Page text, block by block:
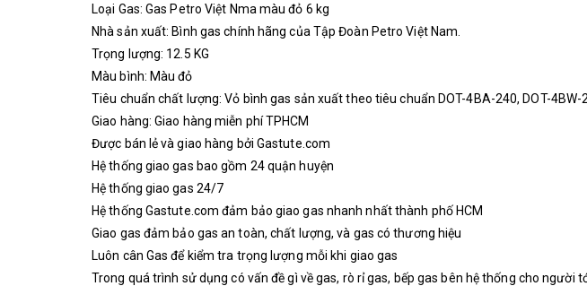
Loại Gas: Gas Petro Việt Nma màu đỏ 6 kg
Nhà sản xuất: Bình gas chính hãng của Tập Đoàn Petro Việt Nam.
Trọng lượng: 12.5 KG
Màu bình: Màu đỏ
Tiêu chuẩn chất lượng: Vỏ bình gas sản xuất theo tiêu chuẩn DOT-4BA-240, DOT-
Giao hàng: Giao hàng miễn phí TPHCM
Được bán lẻ và giao hàng bởi Gastute.com
Hệ thống giao gas bao gồm 24 quận huyện
Hệ thống giao gas 24/7
​Hệ thống Gastute.com đảm bảo giao gas nhanh nhất thành phố HCM
Giao gas đảm bảo gas an toàn, chất lượng, và gas có thương hiệu
Luôn cân Gas để kiểm tra trọng lượng mỗi khi giao gas
Trong quá trình sử dụng có vấn đề gì về gas, rò rỉ gas, bếp gas ​bên hệ thống cho người